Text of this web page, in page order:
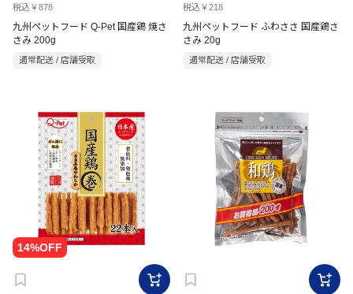
税込￥878
九州ペットフード Q-Pet 国産鶏 焼さ
さみ 200g
通常配送 / 店舗受取
税込￥218
九州ペットフード ふわささ 国産鶏さ
さみ 20g
通常配送 / 店舗受取